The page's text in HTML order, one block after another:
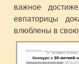
важное
евпаторицы
влюблены в свою